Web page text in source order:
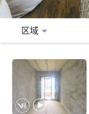
区域